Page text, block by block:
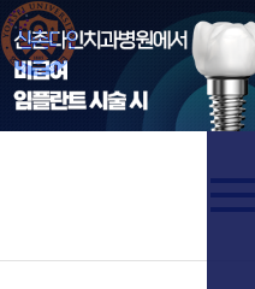
수면임플란트